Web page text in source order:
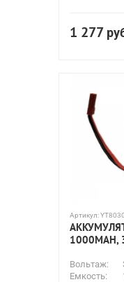
1 277
Артикул:
1000MAH,
Вольтаж:
Емкость: